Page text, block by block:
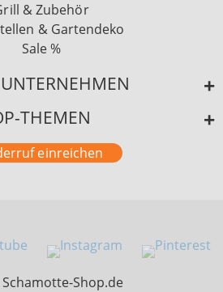
& Zubehör
& Gartendeko
Sale %
THEMEN
einreichen
Shop.de